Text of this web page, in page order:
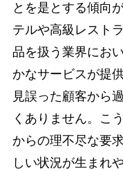
とを是とする傾向
テルや高級レスト
品を扱う業界にお
かなサービスが提
見誤った顧客から
くありません。こ
からの理不尽な要
しい状況が生まれ